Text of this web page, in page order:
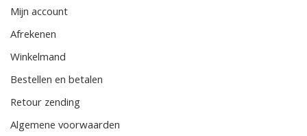
Mijn account
Afrekenen
Winkelmand
Bestellen en betalen
Retour zending
Algemene voorwaarden